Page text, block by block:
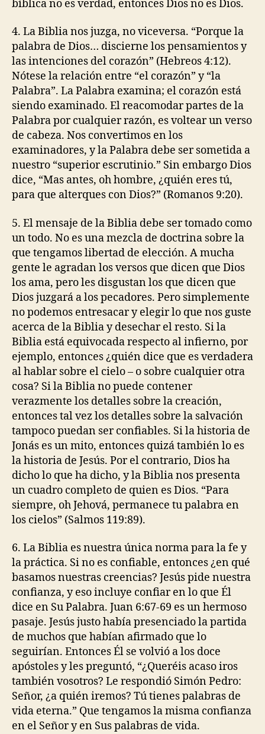
bíblica no es verdad, entonces Dios no es Dios.
4. La Biblia nos juzga, no viceversa. “Porque la
palabra de Dios… discierne los pensamientos y
las intenciones del corazón” (Hebreos 4:12).
Nótese la relación entre “el corazón” y “la
Palabra”. La Palabra examina; el corazón está
siendo examinado. El reacomodar partes de la
Palabra por cualquier razón, es voltear un verso
de cabeza. Nos convertimos en los
examinadores, y la Palabra debe ser sometida a
nuestro “superior escrutinio.” Sin embargo Dios
dice, “Mas antes, oh hombre, ¿quién eres tú,
para que alterques con Dios?” (Romanos 9:20).
5. El mensaje de la Biblia debe ser tomado como
un todo. No es una mezcla de doctrina sobre la
que tengamos libertad de elección. A mucha
gente le agradan los versos que dicen que Dios
los ama, pero les disgustan los que dicen que
Dios juzgará a los pecadores. Pero simplemente
no podemos entresacar y elegir lo que nos guste
acerca de la Biblia y desechar el resto. Si la
Biblia está equivocada respecto al infierno, por
ejemplo, entonces ¿quién dice que es verdadera
al hablar sobre el cielo – o sobre cualquier otra
cosa? Si la Biblia no puede contener
verazmente los detalles sobre la creación,
entonces tal vez los detalles sobre la salvación
tampoco puedan ser confiables. Si la historia de
Jonás es un mito, entonces quizá también lo es
la historia de Jesús. Por el contrario, Dios ha
dicho lo que ha dicho, y la Biblia nos presenta
un cuadro completo de quien es Dios. “Para
siempre, oh Jehová, permanece tu palabra en
los cielos” (Salmos 119:89).
6. La Biblia es nuestra única norma para la fe y
la práctica. Si no es confiable, entonces ¿en qué
basamos nuestras creencias? Jesús pide nuestra
confianza, y eso incluye confiar en lo que Él
dice en Su Palabra. Juan 6:67-69 es un hermoso
pasaje. Jesús justo había presenciado la partida
de muchos que habían afirmado que lo
seguirían. Entonces Él se volvió a los doce
apóstoles y les preguntó, “¿Queréis acaso iros
también vosotros? Le respondió Simón Pedro:
Señor, ¿a quién iremos? Tú tienes palabras de
vida eterna.” Que tengamos la misma confianza
en el Señor y en Sus palabras de vida.